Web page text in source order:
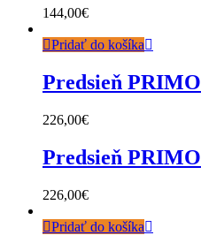
144,00€
Pridať do košíka
Predsieň PRIMO
226,00€
Predsieň PRIMO
226,00€
Pridať do košíka